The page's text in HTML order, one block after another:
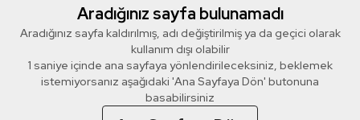
Aradığınız sayfa bulunamadı
Aradığınız sayfa kaldırılmış, adı değiştirilmiş ya da geçici olarak
kullanım dışı olabilir
1 saniye içinde ana sayfaya yönlendirileceksiniz, beklemek
istemiyorsanız aşağıdaki 'Ana Sayfaya Dön' butonuna
basabilirsiniz